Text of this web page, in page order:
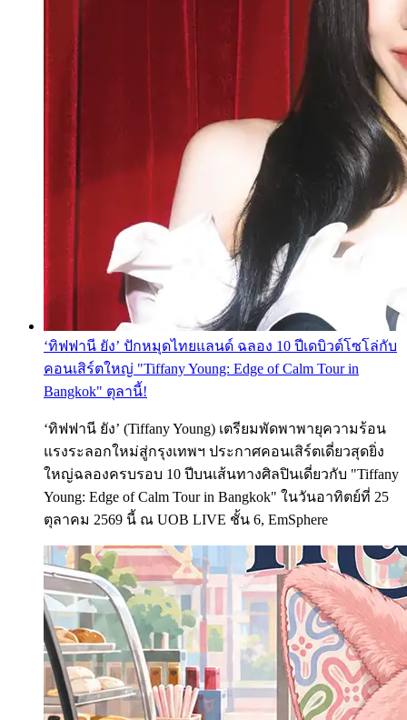
‘ทิฟฟานี ยัง’ ปักหมุดไทยแลนด์ ฉลอง 10 ปีเดบิวต์โซโล่กับ
คอนเสิร์ตใหญ่ "Tiffany Young: Edge of Calm Tour in
Bangkok" ตุลานี้!
‘ทิฟฟานี ยัง’ (Tiffany Young) เตรียมพัดพาพายุความร้อน
แรงระลอกใหม่สู่กรุงเทพฯ ประกาศคอนเสิร์ตเดี่ยวสุดยิ่ง
ใหญ่ฉลองครบรอบ 10 ปีบนเส้นทางศิลปินเดี่ยวกับ "Tiffany
Young: Edge of Calm Tour in Bangkok" ในวันอาทิตย์ที่ 25
ตุลาคม 2569 นี้ ณ UOB LIVE ชั้น 6, EmSphere